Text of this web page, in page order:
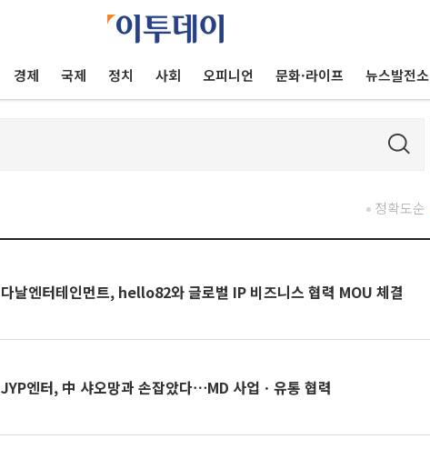
경제 국제 정치 사회 오피니언 문화·라이프 뉴스발전소
정확도순
다날엔터테인먼트, hello82와 글로벌 IP 비즈니스 협력 MOU 체결
JYP엔터, 中 샤오망과 손잡았다⋯MD 사업ㆍ유통 협력